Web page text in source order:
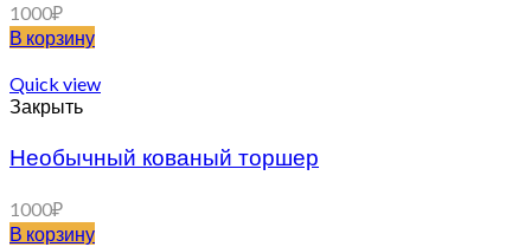
1000₽
В корзину
Quick view
Закрыть
Необычный кованый торшер
1000₽
В корзину